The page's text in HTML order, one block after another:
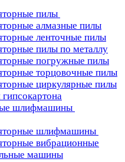
пилы
алмазные пилы
ленточные пилы
пилы по металлу
погружные пилы
торцовочные пилы
циркулярные пилы
шлифмашины
шлифмашины
вибрационные
машины